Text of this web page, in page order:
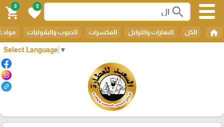
Select Language ▼
search
0
favorite
0
shopping_cart
home الكل البهارات والتوابل المكسرات الحبوب والبقوليات مواد